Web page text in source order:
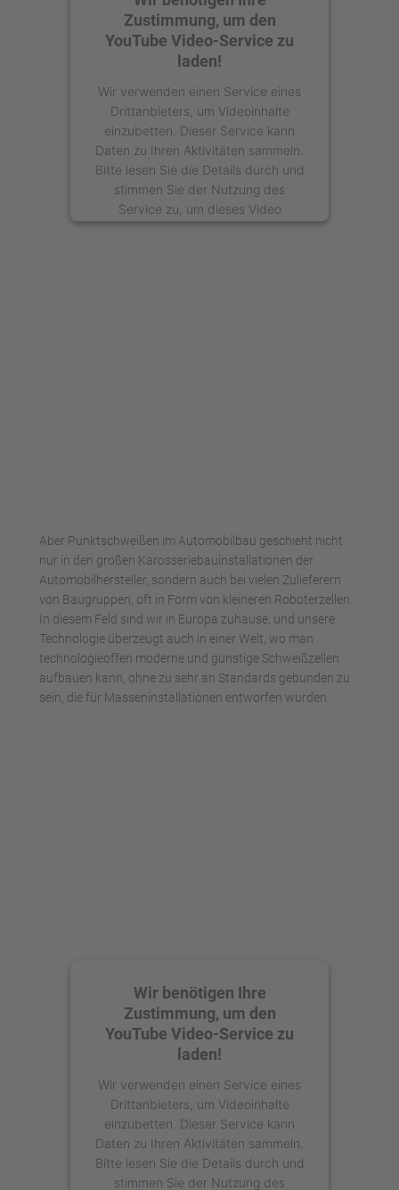
Zustimmung, um den
YouTube Video-Service zu
laden!
Wir verwenden einen Service eines
Drittanbieters, um Videoinhalte
einzubetten. Dieser Service kann
Daten zu Ihren Aktivitäten sammeln.
Bitte lesen Sie die Details durch und
stimmen Sie der Nutzung des
Service zu, um dieses Video
anzusehen.
Aber Punktschweißen im Automobilbau geschieht nicht
nur in den großen Karosseriebauinstallationen der
Automobilhersteller, sondern auch bei vielen Zulieferern
von Baugruppen, oft in Form von kleineren Roboterzellen.
In diesem Feld sind wir in Europa zuhause, und unsere
Technologie überzeugt auch in einer Welt, wo man
technologieoffen moderne und günstige Schweißzellen
aufbauen kann, ohne zu sehr an Standards gebunden zu
sein, die für Masseninstallationen entworfen wurden.
Wir benötigen Ihre
Zustimmung, um den
YouTube Video-Service zu
laden!
Wir verwenden einen Service eines
Drittanbieters, um Videoinhalte
einzubetten. Dieser Service kann
Daten zu Ihren Aktivitäten sammeln.
Bitte lesen Sie die Details durch und
stimmen Sie der Nutzung des